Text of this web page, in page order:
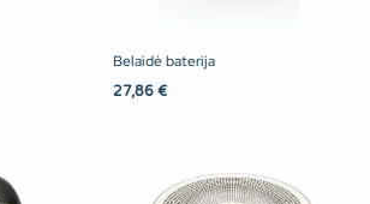
Belaidė baterija
27,86 €